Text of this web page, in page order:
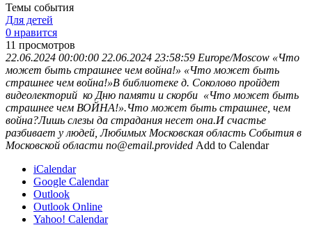
Темы события
Для детей
0 нравится
11 просмотров
22.06.2024 00:00:00 22.06.2024 23:58:59 Europe/Moscow «Что
может быть страшнее чем война!» «Что может быть
страшнее чем война!»В библиотеке д. Соколово пройдет
видеолекторий ко Дню памяти и скорби «Что может быть
страшнее чем ВОЙНА!».Что может быть страшнее, чем
война?Лишь слезы да страдания несет она.И счастье
разбивает у людей, Любимых Московская область События в
Московской области no@email.provided Add to Calendar
iCalendar
Google Calendar
Outlook
Outlook Online
Yahoo! Calendar